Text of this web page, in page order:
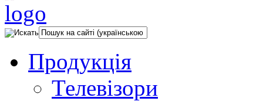
Продукція
Телевізори